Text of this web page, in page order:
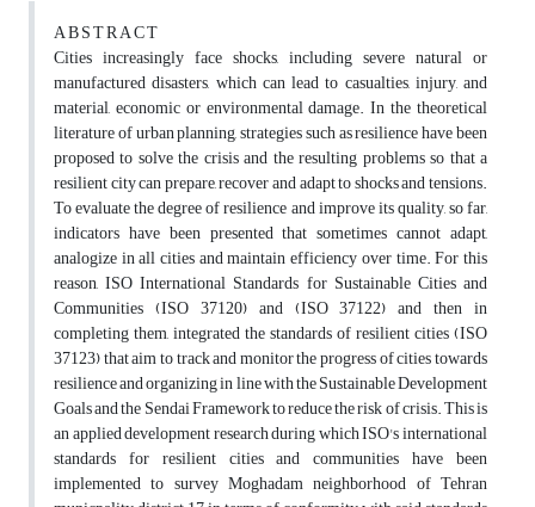
A B S T R A C T
Cities increasingly face shocks, including severe natural or
manufactured disasters, which can lead to casualties, injury, and
material, economic or environmental damage. In the theoretical
literature of urban planning, strategies such as resilience have been
proposed to solve the crisis and the resulting problems so that a
resilient city can prepare, recover and adapt to shocks and tensions.
To evaluate the degree of resilience and improve its quality, so far,
indicators have been presented that sometimes cannot adapt,
analogize in all cities and maintain efficiency over time. For this
reason, ISO International Standards for Sustainable Cities and
Communities (ISO 37120) and (ISO 37122) and then in
completing them, integrated the standards of resilient cities (ISO
37123) that aim to track and monitor the progress of cities towards
resilience and organizing in line with the Sustainable Development
Goals and the Sendai Framework to reduce the risk of crisis. This is
an applied development research during which ISO's international
standards for resilient cities and communities have been
implemented to survey Moghadam neighborhood of Tehran